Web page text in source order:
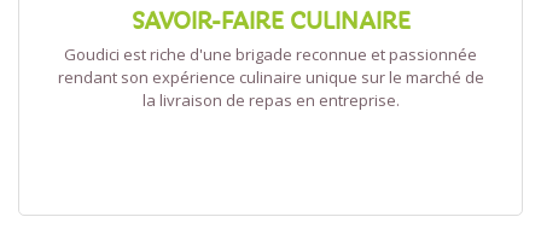
SAVOIR-FAIRE CULINAIRE
Goudici est riche d'une brigade reconnue et passionnée
rendant son expérience culinaire unique sur le marché de
la livraison de repas en entreprise.